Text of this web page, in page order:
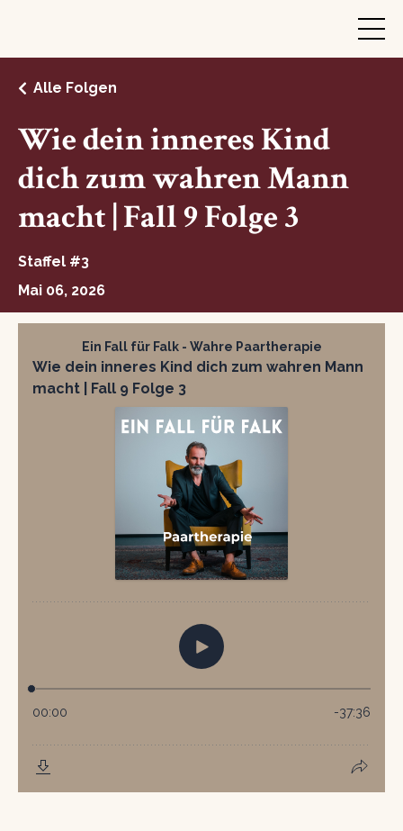
Wie dein inneres Kind
dich zum wahren Mann
macht | Fall 9 Folge 3
Alle Folgen
Staffel #3
Mai 06, 2026